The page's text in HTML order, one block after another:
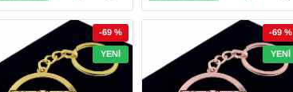
YENI
-69 %
YENI
-69 %